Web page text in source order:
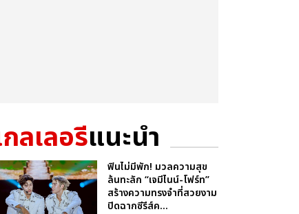
ลเลอรีแนะนำ
ฟินไม่มีพัก! มวลความสุข
ล้นทะลัก “เจมีไนน์-โฟร์ท”
สร้างความทรงจำที่สวยงาม
ปิดฉากซีรีส์ค...